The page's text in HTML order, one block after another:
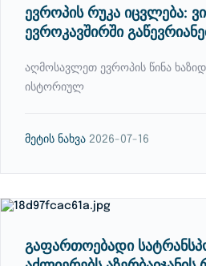
ევროპის რუკა იცვლება:
ევროკავშირში
აღმოსავლეთ ევროპის წინა
ისტორიულ
მეტის ნახვა 2026-07-16
გაფართოებადი